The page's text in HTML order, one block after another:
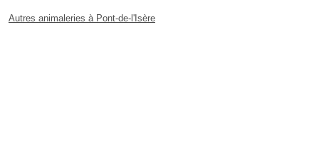
Autres animaleries à Pont-de-l'Isère